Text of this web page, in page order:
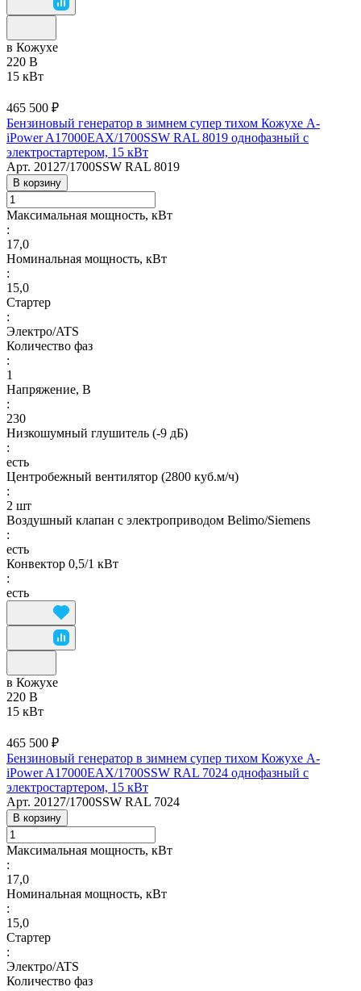
в Кожухе
220 В
15 кВт
465 500 ₽
Бензиновый генератор в зимнем супер тихом Кожухе A-
iPower A17000EAX/1700SSW RAL 8019 однофазный с
электростартером, 15 кВт
Арт. 20127/1700SSW RAL 8019
В корзину
Максимальная мощность, кВт
:
17,0
Номинальная мощность, кВт
:
15,0
Стартер
:
Электро/ATS
Количество фаз
:
1
Напряжение, В
:
230
Низкошумный глушитель (-9 дБ)
:
есть
Центробежный вентилятор (2800 куб.м/ч)
:
2 шт
Воздушный клапан с электроприводом Belimo/Siemens
:
есть
Конвектор 0,5/1 кВт
:
есть
в Кожухе
220 В
15 кВт
465 500 ₽
Бензиновый генератор в зимнем супер тихом Кожухе A-
iPower A17000EAX/1700SSW RAL 7024 однофазный с
электростартером, 15 кВт
Арт. 20127/1700SSW RAL 7024
В корзину
Максимальная мощность, кВт
:
17,0
Номинальная мощность, кВт
:
15,0
Стартер
:
Электро/ATS
Количество фаз